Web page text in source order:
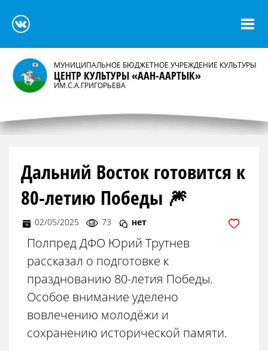
МУНИЦИПАЛЬНОЕ БЮДЖЕТНОЕ УЧРЕЖДЕНИЕ КУЛЬТУРЫ
ЦЕНТР КУЛЬТУРЫ «ААН-ААРТЫК»
ИМ.С.А.ГРИГОРЬЕВА
Дальний Восток готовится к
80-летию Победы 🎆
02/05/2025 73 нет
Полпред ДФО Юрий Трутнев
рассказал о подготовке к
празднованию 80-летия Победы.
Особое внимание уделено
вовлечению молодёжи и
сохранению исторической памяти.